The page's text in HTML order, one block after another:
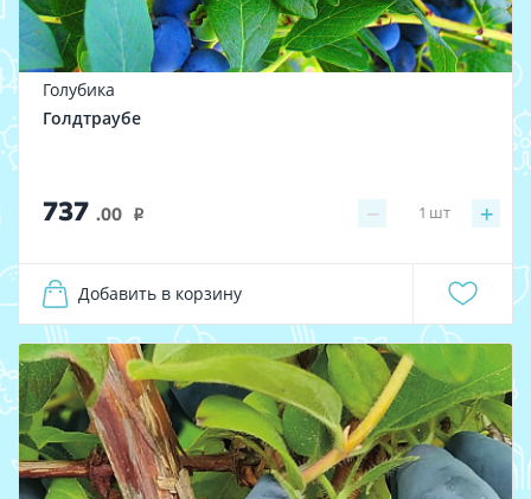
Голубика
Голдтраубе
737 .00 i − +
1 шт
Добавить в корзину